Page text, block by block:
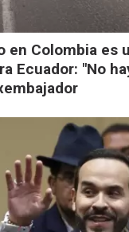
en Colombia es
Ecuador: "No